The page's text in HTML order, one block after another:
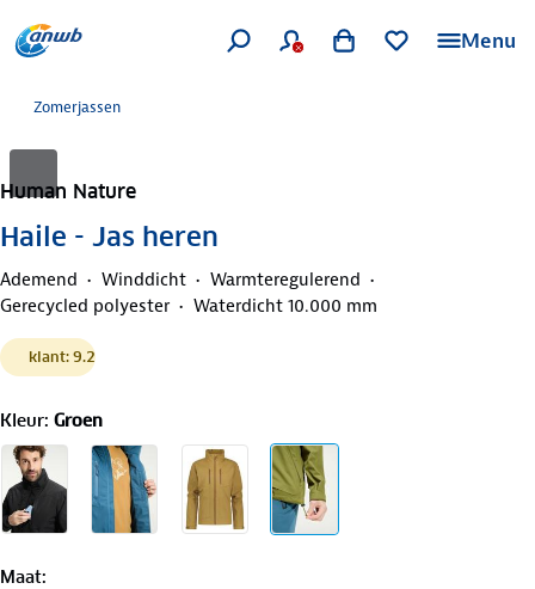
Menu
Zomerjassen
Human Nature
Haile - Jas heren
Ademend Winddicht
Warmteregulerend
Gerecycled polyester
Waterdicht 10.000 mm
klant: 9.2
Kleur: Groen
Maat: